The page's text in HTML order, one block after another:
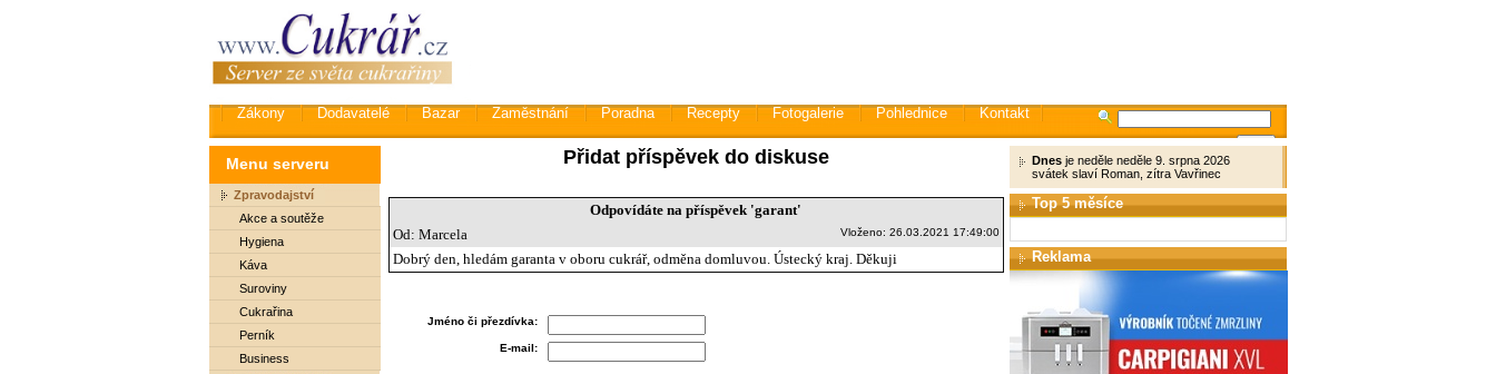
Zákony Dodavatelé Bazar Zaměstnání Poradna Recepty Fotogalerie Pohlednice Kontakt
Menu serveru
Zpravodajství
Akce a soutěže
Hygiena
Káva
Suroviny
Cukrařina
Perník
Business
Přidat příspěvek do diskuse
Odpovídáte na příspěvek 'garant'
Od: Marcela
Vloženo: 26.03.2021 17:49:00
Dobrý den, hledám garanta v oboru cukrář, odměna domluvou. Ústecký kraj. Děkuji
Jméno či přezdívka:
E-mail:
Dnesje neděle neděle 9. srpna 2026
svátek slaví Roman, zítra Vavřinec
Top 5 měsíce
Reklama